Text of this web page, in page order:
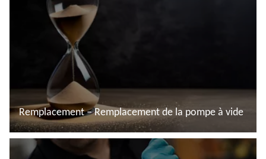
Remplacement – Remplacement de la pompe à vide
En savoir plus